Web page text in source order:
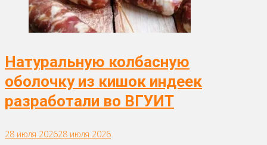
Натуральную колбасную
оболочку из кишок индеек
разработали во ВГУИТ
28 июля 202628 июля 2026